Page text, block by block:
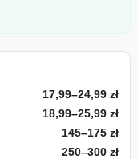
17,99–24,99 zł
18,99–25,99 zł
145–175 zł
250–300 zł